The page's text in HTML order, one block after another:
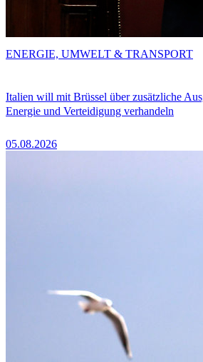
Italien will mit Brüssel über zusätzliche
Energie und Verteidigung verhandeln
05.08.2026
ENERGIE, UMWELT & TRANSPORT